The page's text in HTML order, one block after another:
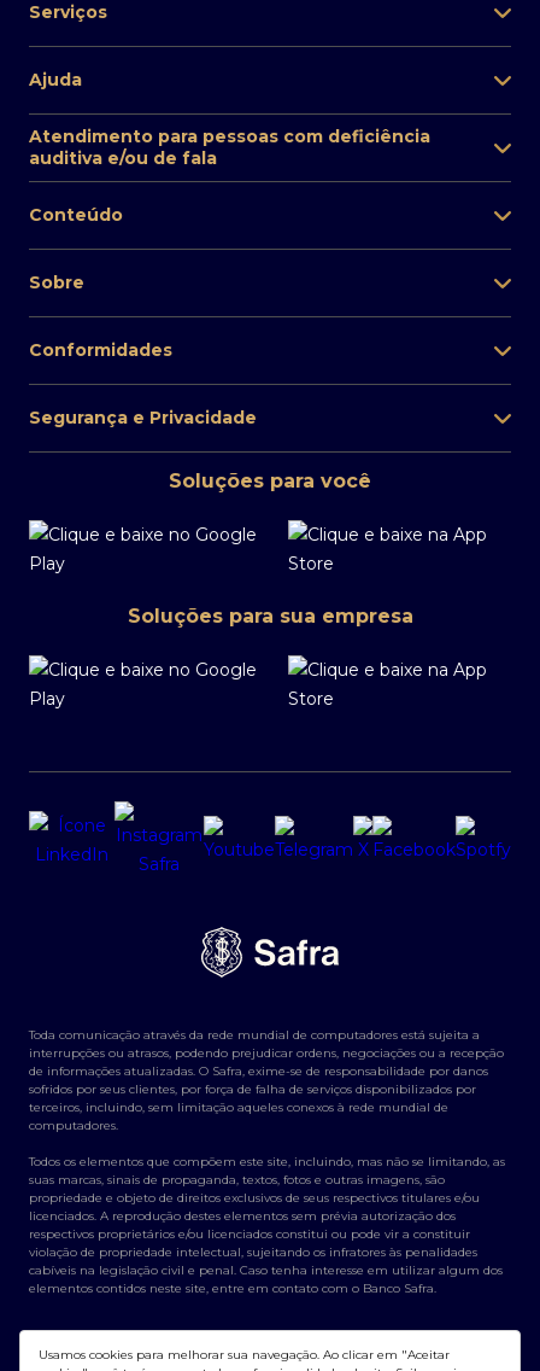
Serviços
Ajuda
Atendimento para pessoas com deficiência
auditiva e/ou de fala
Conteúdo
Sobre
Conformidades
Segurança e Privacidade
Soluções para você
Soluções para sua empresa
Toda comunicação através da rede mundial de computadores está sujeita a
interrupções ou atrasos, podendo prejudicar ordens, negociações ou a recepção
de informações atualizadas. O Safra, exime-se de responsabilidade por danos
sofridos por seus clientes, por força de falha de serviços disponibilizados por
terceiros, incluindo, sem limitação aqueles conexos à rede mundial de
computadores.
Todos os elementos que compõem este site, incluindo, mas não se limitando, as
suas marcas, sinais de propaganda, textos, fotos e outras imagens, são
propriedade e objeto de direitos exclusivos de seus respectivos titulares e/ou
licenciados. A reprodução destes elementos sem prévia autorização dos
respectivos proprietários e/ou licenciados constitui ou pode vir a constituir
violação de propriedade intelectual, sujeitando os infratores às penalidades
cabíveis na legislação civil e penal. Caso tenha interesse em utilizar algum dos
elementos contidos neste site, entre em contato com o Banco Safra.
Usamos cookies para melhorar sua navegação. Ao clicar em "Aceitar